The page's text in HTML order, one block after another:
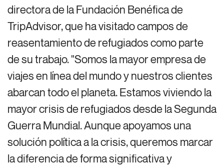
directora de la Fundación Benéfica de
TripAdvisor, que ha visitado campos de
reasentamiento de refugiados como parte
de su trabajo. "Somos la mayor empresa de
viajes en línea del mundo y nuestros clientes
abarcan todo el planeta. Estamos viviendo la
mayor crisis de refugiados desde la Segunda
Guerra Mundial. Aunque apoyamos una
solución política a la crisis, queremos marcar
la diferencia de forma significativa y